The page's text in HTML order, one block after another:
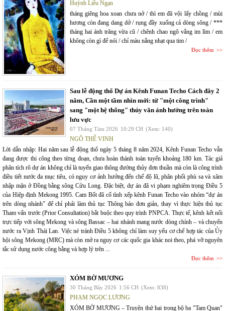
Huỳnh Liễu Ngạn
tháng giêng hoa xoan chưa nở / thì em đã vội lấy chồng / mùi
hương còn đang dang dở / rụng đầy xuống cả dòng sông / ***
tháng hai ánh trăng vừa cũ / chênh chao ngõ vắng im lìm / em
không còn gì để nói / chỉ màu nắng nhạt qua tim /
Đọc thêm
Sau lễ động thổ Dự án Kênh Funan Techo Cách đây 2
năm, Cần một tầm nhìn mới: từ "một công trình"
sang "một hệ thống" thủy văn ảnh hưởng trên toàn
lưu vực
07 Tháng Tám 2026 10:29 CH (Xem: 140)
NGÔ THẾ VINH
Lời dẫn nhập: Hai năm sau lễ động thổ ngày 5 tháng 8 năm 2024, Kênh Funan Techo vẫn
đang được thi công theo từng đoạn, chưa hoàn thành toàn tuyến khoảng 180 km. Tác giả
phân tích rõ dự án không chỉ là tuyến giao thông đường thủy đơn thuần mà còn là công trình
điều tiết nước đa mục tiêu, có nguy cơ ảnh hưởng đến chế độ lũ, phân phối phù sa và xâm
nhập mặn ở Đồng bằng sông Cửu Long. Đặc biệt, dự án đã vi phạm nghiêm trọng Điều 5
của Hiệp định Mekong 1995. Cam Bốt đã cố tình xếp kênh Funan Techo vào nhóm “dự án
trên dòng nhánh” để chỉ phải làm thủ tục Thông báo đơn giản, thay vì thực hiện thủ tục
Tham vấn trước (Prior Consultation) bắt buộc theo quy trình PNPCA. Thực tế, kênh kết nối
trực tiếp với sông Mekong và sông Bassac – hai nhánh mang nước dòng chính – và chuyển
nước ra Vịnh Thái Lan. Việc né tránh Điều 5 không chỉ làm suy yếu cơ chế hợp tác của Ủy
hội sông Mekong (MRC) mà còn mở ra nguy cơ các quốc gia khác noi theo, phá vỡ nguyên
tắc sử dụng nước công bằng và hợp lý trên ...
Đọc thêm
XÓM BỜ MƯƠNG
30 Tháng Bảy 2026 1:56 CH (Xem: 838)
PHẠM NGỌC LƯƠNG
XÓM BỜ MƯƠNG – Truyện thứ hai trong bộ ba "Tam Quan"